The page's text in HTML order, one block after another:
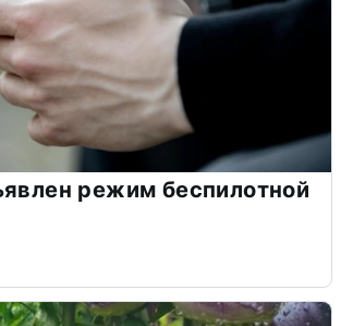
режим беспилотной